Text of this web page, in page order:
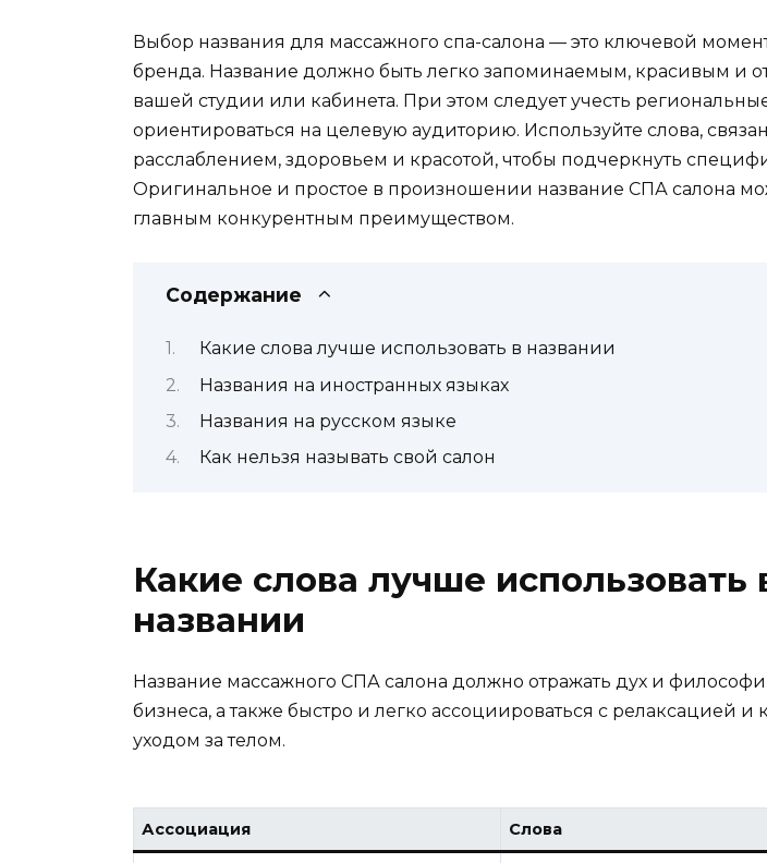
Выбор названия для массажного спа-салона — это ключевой
бренда. Название должно быть легко запоминаемым, красивым и
вашей студии или кабинета. При этом следует учесть
ориентироваться на целевую аудиторию. Используйте слова,
расслаблением, здоровьем и красотой, чтобы подчеркнуть
Оригинальное и простое в произношении название СПА салона
главным конкурентным преимуществом.
Содержание
Какие слова лучше использовать в названии
Названия на иностранных языках
Названия на русском языке
Как нельзя называть свой салон
Какие слова лучше использовать
названии
Название массажного СПА салона должно отражать дух и
бизнеса, а также быстро и легко ассоциироваться с релаксацией и
уходом за телом.
Ассоциация Слова